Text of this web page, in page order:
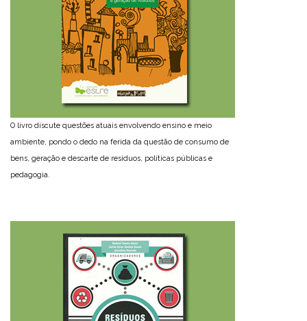
O livro discute questões atuais envolvendo ensino e meio
ambiente, pondo o dedo na ferida da questão de consumo de
bens, geração e descarte de resíduos, políticas públicas e
pedagogia.